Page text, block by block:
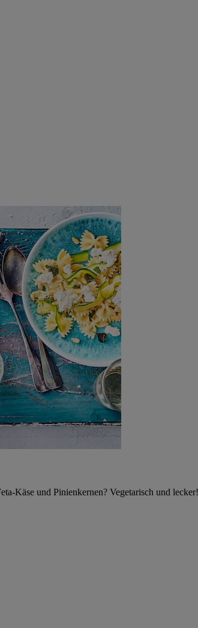
Käse und Pinienkernen? Vegetarisch und lecker!